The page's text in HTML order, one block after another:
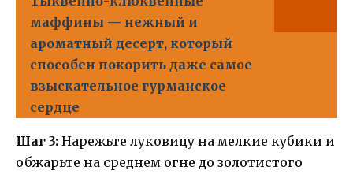
маффины — нежный и
ароматный десерт, который
способен покорить даже самое
взыскательное гурманское
сердце
Шаг 3: Нарежьте луковицу на мелкие кубики и
обжарьте на среднем огне до золотистого